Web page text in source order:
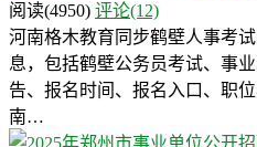
阅读(4950) 评论(12)
河南格木教育同步鹤壁人事考
息，包括鹤壁公务员考试、事
告、报名时间、报名入口、职
南…